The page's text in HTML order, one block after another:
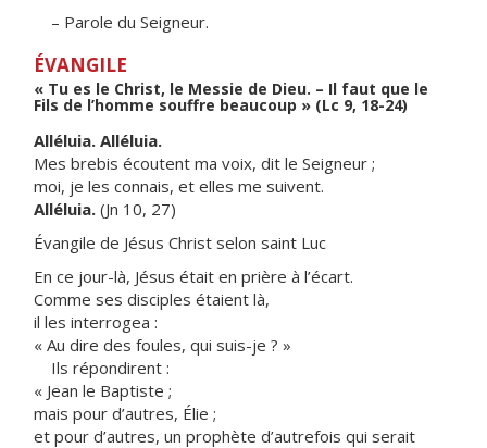
– Parole du Seigneur.
ÉVANGILE
« Tu es le Christ, le Messie de Dieu. – Il faut que le
Fils de l’homme souffre beaucoup » (Lc 9, 18-24)
Alléluia. Alléluia.
Mes brebis écoutent ma voix, dit le Seigneur ;
moi, je les connais, et elles me suivent.
Alléluia. (Jn 10, 27)
Évangile de Jésus Christ selon saint Luc
En ce jour-là, Jésus était en prière à l’écart.
Comme ses disciples étaient là,
il les interrogea :
« Au dire des foules, qui suis-je ? »
Ils répondirent :
« Jean le Baptiste ;
mais pour d’autres, Élie ;
et pour d’autres, un prophète d’autrefois qui serait